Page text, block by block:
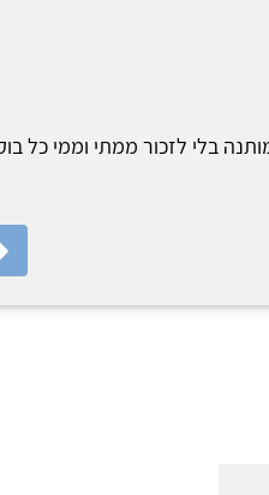
בלי לזכור ממתי וממי כל